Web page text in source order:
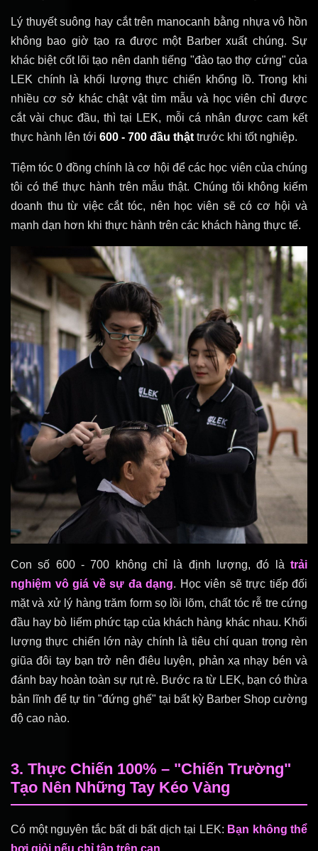
Lý thuyết suông hay cắt trên manocanh bằng nhựa vô hồn
không bao giờ tạo ra được một Barber xuất chúng. Sự
khác biệt cốt lõi tạo nên danh tiếng "đào tạo thợ cứng" của
LEK chính là khối lượng thực chiến khổng lồ. Trong khi
nhiều cơ sở khác chật vật tìm mẫu và học viên chỉ được
cắt vài chục đầu, thì tại LEK, mỗi cá nhân được cam kết
thực hành lên tới 600 - 700 đầu thật trước khi tốt nghiệp.
Tiệm tóc 0 đồng chính là cơ hội để các học viên của chúng
tôi có thể thực hành trên mẫu thật. Chúng tôi không kiếm
doanh thu từ việc cắt tóc, nên học viên sẽ có cơ hội và
mạnh dạn hơn khi thực hành trên các khách hàng thực tế.
Con số 600 - 700 không chỉ là định lượng, đó là trải
nghiệm vô giá về sự đa dạng. Học viên sẽ trực tiếp đối
mặt và xử lý hàng trăm form sọ lồi lõm, chất tóc rễ tre cứng
đầu hay bò liếm phức tạp của khách hàng khác nhau. Khối
lượng thực chiến lớn này chính là tiêu chí quan trọng rèn
giũa đôi tay bạn trở nên điêu luyện, phản xạ nhạy bén và
đánh bay hoàn toàn sự rụt rè. Bước ra từ LEK, bạn có thừa
bản lĩnh để tự tin "đứng ghế" tại bất kỳ Barber Shop cường
độ cao nào.
3. Thực Chiến 100% – "Chiến Trường"
Tạo Nên Những Tay Kéo Vàng
Có một nguyên tắc bất di bất dịch tại LEK: Bạn không thể
bơi giỏi nếu chỉ tập trên cạn.